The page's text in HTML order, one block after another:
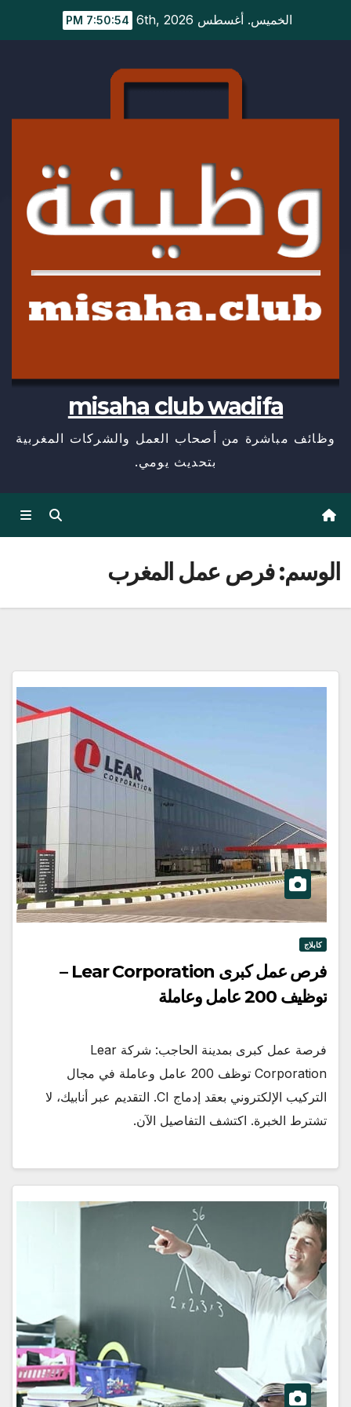
الخميس. أغسطس 6th, 2026 7:50:55 PM
misaha club wadifa
وظائف مباشرة من أصحاب العمل والشركات المغربية
بتحديث يومي.
الوسم:فرص عمل المغرب
كابلاج
فرص عمل كبرى Lear Corporation –
توظيف 200 عامل وعاملة
فرصة عمل كبرى بمدينة الحاجب: شركة Lear
Corporation توظف 200 عامل وعاملة في مجال
التركيب الإلكتروني بعقد إدماج CI. التقديم عبر أنابيك، لا
تشترط الخبرة. اكتشف التفاصيل الآن.